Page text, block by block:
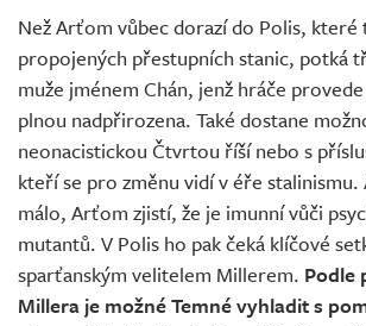
Než Arťom vůbec dorazí do Polis,
propojených přestupních stanic, potká
muže jménem Chán, jenž hráče
plnou nadpřirozena. Také dostane
neonacistickou Čtvrtou říší nebo s
kteří se pro změnu vidí v éře
málo, Arťom zjistí, že je imunní vůči
mutantů. V Polis ho pak čeká klíčové
sparťanským velitelem Millerem. Podle
Millera je možné Temné vyhladit s